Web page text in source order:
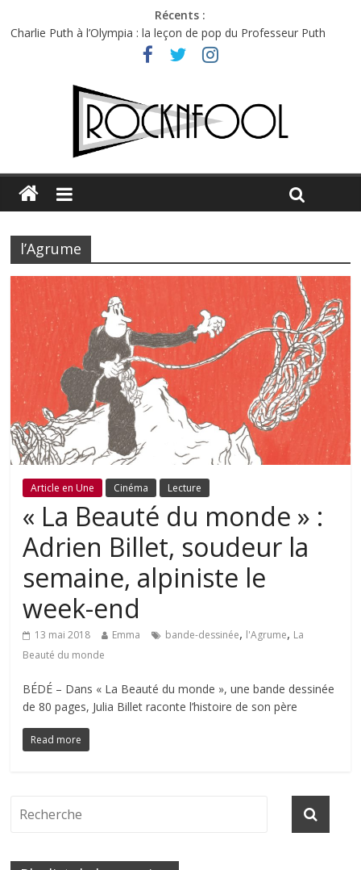
Récents :
Charlie Puth à l’Olympia : la leçon de pop du Professeur Puth
Festival Triptyque : un nouveau festival de musique indépendant
Hellfest 2026 vendredi : température et émotions en hausse
Hellfest 2026 jeudi : impossible de choisir entre chaleur et bonne
Première édition du Midgard Festival : entre bière, métal et
l’Agrume
Article en Une Cinéma Lecture
« La Beauté du monde » :
Adrien Billet, soudeur la
semaine, alpiniste le
week-end
13 mai 2018 Emma bande-dessinée, l'Agrume, La
Beauté du monde
BÉDÉ – Dans « La Beauté du monde », une bande dessinée
de 80 pages, Julia Billet raconte l’histoire de son père
Read more